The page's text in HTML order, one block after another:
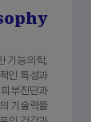
기능의학,
인 특성과
부진단과
기술력을